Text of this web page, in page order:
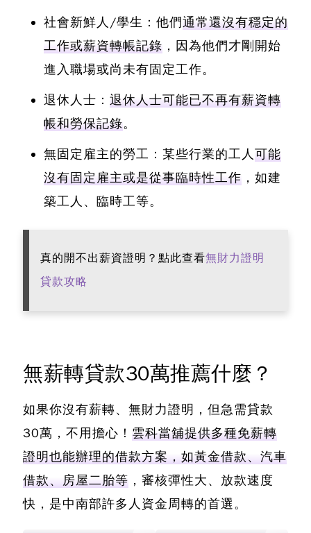
社會新鮮人/學生：他們通常還沒有穩定的
工作或薪資轉帳記錄 ，因為他們才剛開始
進入職場或尚未有固定工作。
退休人士： 退休人士可能已不再有薪資轉
帳和勞保記錄。
無固定雇主的勞工：某些行業的工人可能
沒有固定雇主或是從事臨時性工作 ，如建
築工人、臨時工等。
真的開不出薪資證明？點此查看無財力證明
貸款攻略
無薪轉貸款30萬推薦什麼？
如果你沒有薪轉、無財力證明，但急需貸款
30萬，不用擔心！ 雲科當舖提供多種免薪轉
證明也能辦理的借款方案，如黃金借款、汽車
借款、房屋二胎等 ，審核彈性大、放款速度
快，是中南部許多人資金周轉的首選。